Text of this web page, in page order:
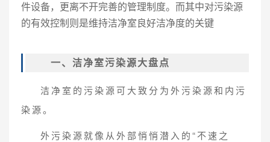
件设备，更离不开完善的管理制度。而其中对污染源
的有效控制则是维持洁净室良好洁净度的关键
一、洁净室污染源大盘点
洁净室的污染源可大致分为外污染源和内污
染源。
外污染源就像从外部悄悄潜入的“不速之